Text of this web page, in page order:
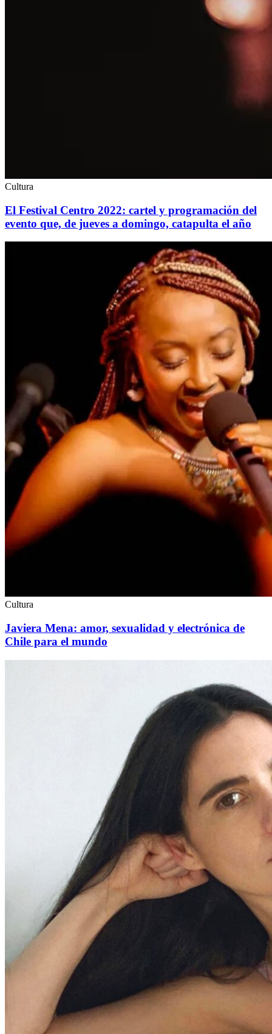
Cultura
El Festival Centro 2022: cartel y programación del
evento que, de jueves a domingo, catapulta el año
Cultura
Javiera Mena: amor, sexualidad y electrónica de
Chile para el mundo